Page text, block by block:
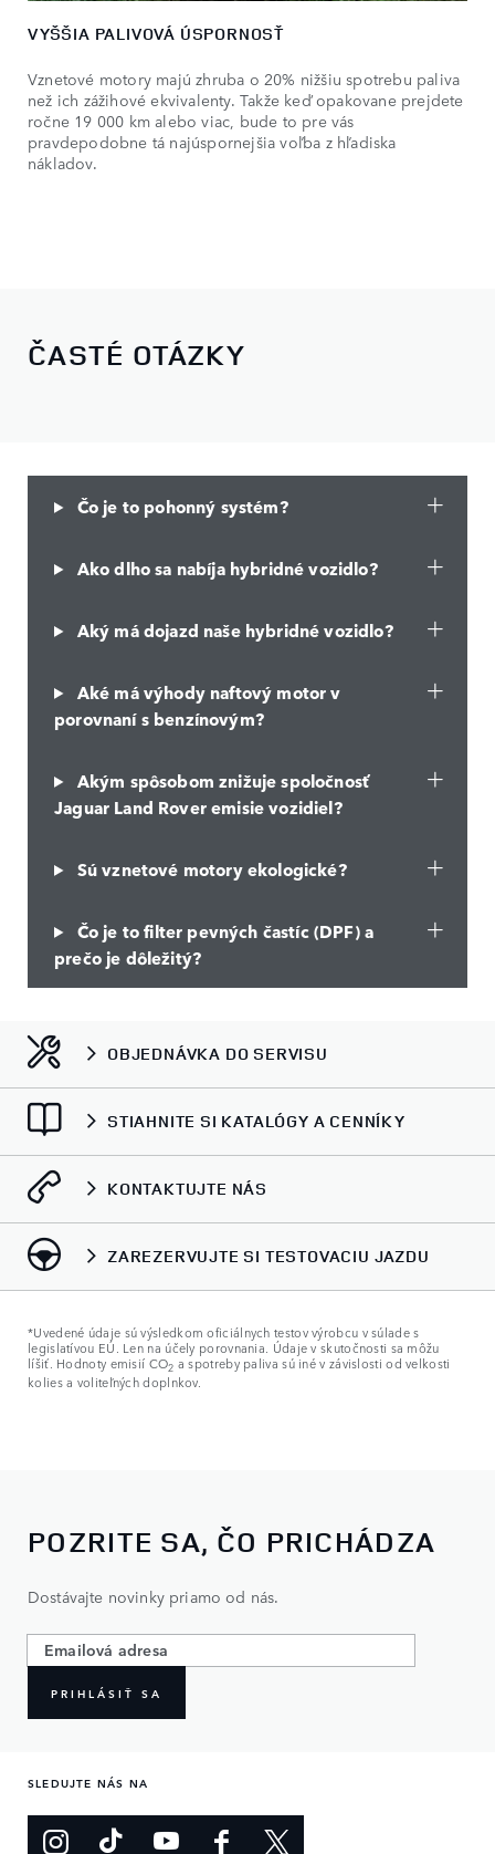
VYŠŠIA PALIVOVÁ ÚSPORNOSŤ
Vznetové motory majú zhruba o 20% nižšiu spotrebu paliva
než ich zážihové ekvivalenty. Takže keď opakovane prejdete
ročne 19 000 km alebo viac, bude to pre vás
pravdepodobne tá najúspornejšia voľba z hľadiska
nákladov.
ČASTÉ OTÁZKY
Čo je to pohonný systém?
Ako dlho sa nabíja hybridné vozidlo?
Aký má dojazd naše hybridné vozidlo?
Aké má výhody naftový motor v
porovnaní s benzínovým?
Akým spôsobom znižuje spoločnosť
Jaguar Land Rover emisie vozidiel?
Sú vznetové motory ekologické?
Čo je to filter pevných častíc (DPF) a
prečo je dôležitý?
OBJEDNÁVKA DO SERVISU
STIAHNITE SI KATALÓGY A CENNÍKY
KONTAKTUJTE NÁS
ZAREZERVUJTE SI TESTOVACIU JAZDU
*Uvedené údaje sú výsledkom oficiálnych testov výrobcu v súlade s
legislatívou EÚ. Len na účely porovnania. Údaje v skutočnosti sa môžu
líšiť. Hodnoty emisií CO2 a spotreby paliva sú iné v závislosti od velkosti
kolies a voliteľných doplnkov.
POZRITE SA, ČO PRICHÁDZA
Dostávajte novinky priamo od nás.
PRIHLÁSIŤ SA
SLEDUJTE NÁS NA